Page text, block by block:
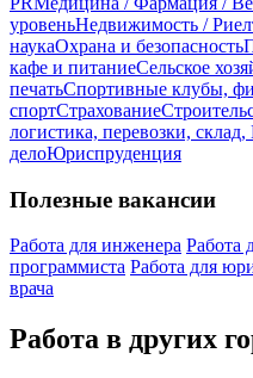
уровеньНедвижимость /
наукаОхрана и безопасность
кафе и питаниеСельское
печатьСпортивные клубы,
спортСтрахование
логистика, перевозки,
делоЮриспруденция
Полезные вакансии
Работа для инженера Работа
программиста Работа для
врача
Работа в других